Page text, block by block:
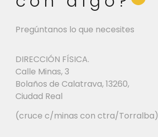
Pregúntanos lo que necesites
DIRECCIÓN FÍSICA.
Calle Minas, 3
Bolaños de Calatrava, 13260,
Ciudad Real
(cruce c/minas con ctra/Torralba)